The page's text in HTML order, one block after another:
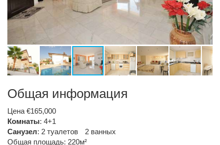
Общая информация
Цена €165,000
Комнаты: 4+1
Санузел: 2 туалетов
2 ванных
Общая площадь: 220м²